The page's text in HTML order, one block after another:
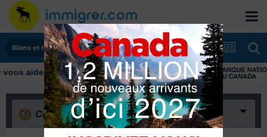
Bilans et tranches de vie
aider tout au long de votre transition
Confus(0)